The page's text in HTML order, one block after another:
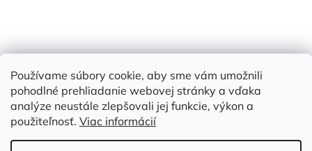
Používame súbory cookie, aby sme vám umožnili
pohodlné prehliadanie webovej stránky a vďaka
analýze neustále zlepšovali jej funkcie, výkon a
použiteľnosť. Viac informácií
Bielbet